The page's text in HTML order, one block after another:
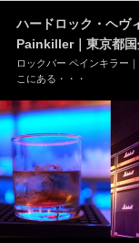
ハードロック・ヘヴ
Painkiller｜東京都国
ロックバー ペインキラー
こにある・・・
HOME
MENU
店舗情報
ブログ